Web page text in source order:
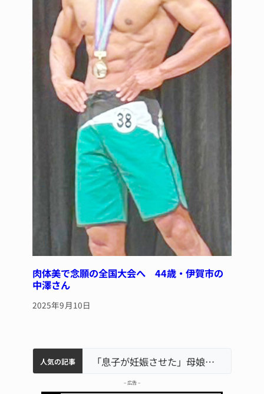
肉体美で念願の全国大会へ 44歳・伊賀市の
中澤さん
2025年9月10日
人気の記事
名張市水道料金47％値上げへ 答申案、審議会で大筋まとまる
中学校の陶壁モニュメント 地元建設会社がボランティアで清掃 伊賀名張市立病院のDMAT、熊本地震の被災地へ 能登以来3回目の派遣 「息子が妊娠させた」母娘だまされ400万円詐欺被害 名張
– 広告 –